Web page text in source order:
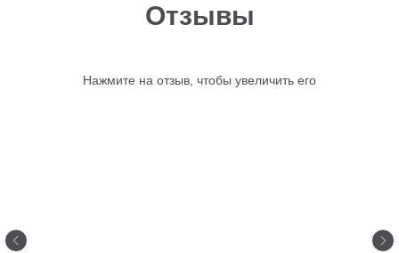
Отзывы
Нажмите на отзыв, чтобы увеличить его